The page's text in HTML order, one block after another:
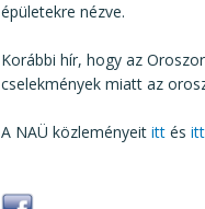
épületekre nézve.
Korábbi hír, hogy az
cselekmények miatt az
A NAÜ közleményeit itt és itt